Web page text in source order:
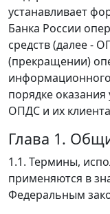
устанавливает
Банка России
средств (далее -
(прекращении)
порядке
ОПДС и их
Глава 1.
1.1. Термины,
применяются в
Федеральным